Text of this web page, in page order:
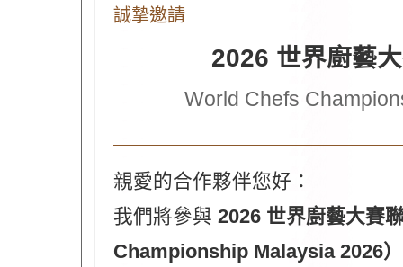
誠摯邀請
2026 世界廚藝
World Chefs
親愛的合作夥伴您好：
我們將參與 2026 世界廚藝大賽
Championship Malaysia 2026）